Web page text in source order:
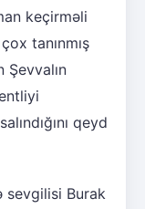
keçirməli
tanınmış
qeyd
sevgilisi Burak